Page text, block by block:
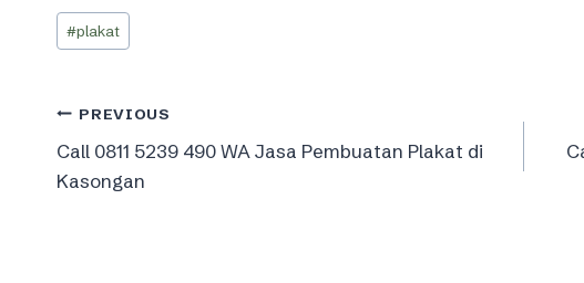
Post
Tags:
#plakat
Post
navigation
PREVIOUS
Call 0811 5239 490 WA Jasa Pembuatan Plakat di
Kasongan